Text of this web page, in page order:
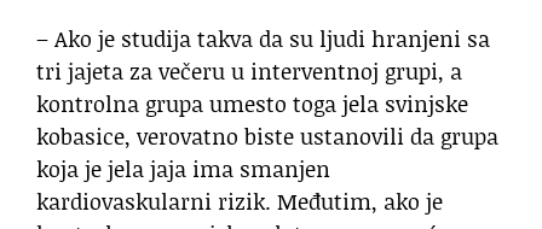
– Ako je studija takva da su ljudi hranjeni sa
tri jajeta za večeru u interventnoj grupi, a
kontrolna grupa umesto toga jela svinjske
kobasice, verovatno biste ustanovili da grupa
koja je jela jaja ima smanjen
kardiovaskularni rizik. Međutim, ako je